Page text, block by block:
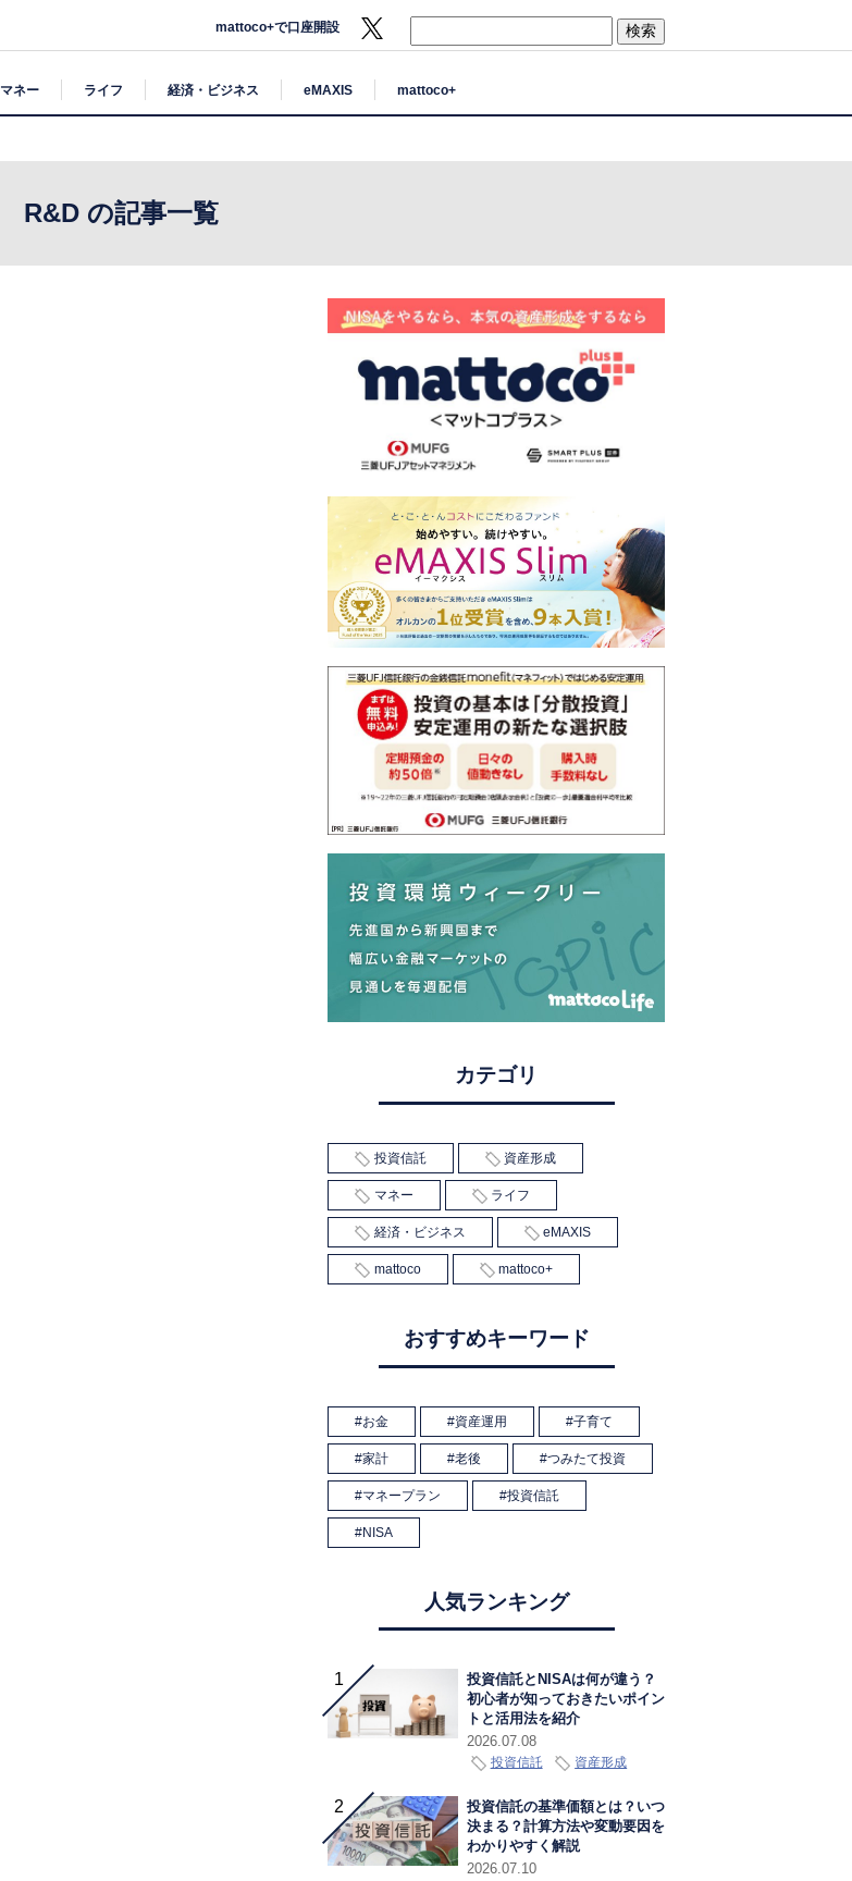
mattoco+で口座開設
マネー ライフ 経済・ビジネス eMAXIS mattoco+
R&D の記事一覧
カテゴリ
投資信託 資産形成
マネー ライフ
経済・ビジネス eMAXIS
mattoco mattoco+
おすすめキーワード
お金 資産運用 子育て
家計 老後 つみたて投資
マネープラン 投資信託
NISA
人気ランキング
投資信託とNISAは何が違う？
初心者が知っておきたいポイン
トと活用法を紹介
2026.07.08
投資信託 資産形成
投資信託の基準価額とは？いつ
決まる？計算方法や変動要因を
わかりやすく解説
2026.07.10